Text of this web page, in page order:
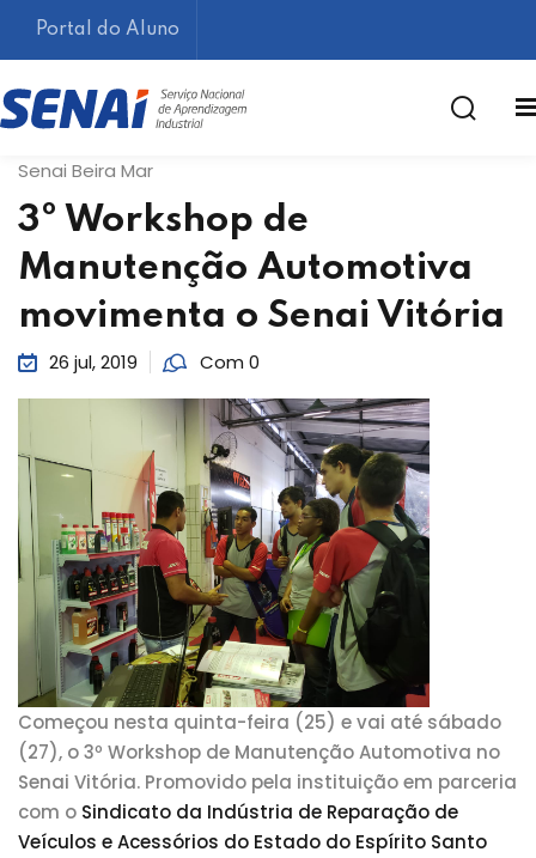
Portal do Aluno
Senai Beira Mar
3º Workshop de
Manutenção Automotiva
movimenta o Senai Vitória
26 jul, 2019 Com 0
Começou nesta quinta-feira (25) e vai até sábado
(27), o 3º Workshop de Manutenção Automotiva no
Senai Vitória. Promovido pela instituição em parceria
com o Sindicato da Indústria de Reparação de
Veículos e Acessórios do Estado do Espírito Santo
Lembrar-me Esqueceu sua senha?